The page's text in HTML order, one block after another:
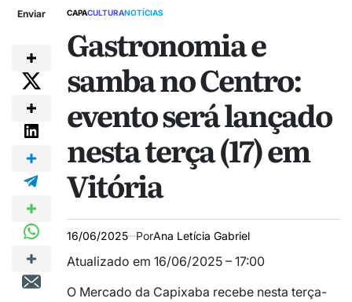
Enviar CAPACULTURANOTÍCIAS
Gastronomia e
samba no Centro:
evento será lançado
nesta terça (17) em
Vitória
16/06/2025 PorAna Letícia Gabriel
Atualizado em 16/06/2025 – 17:00
O Mercado da Capixaba recebe nesta terça-